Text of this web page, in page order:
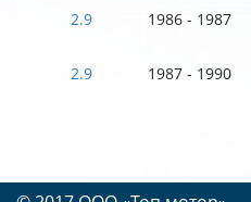
2.9 1986 - 1987
2.9 1987 - 1990